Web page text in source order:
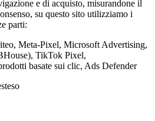
e di acquisto, misurandone il
su questo sito utilizziamo i
parti:
Meta-Pixel, Microsoft Advertising,
TikTok Pixel,
basate sui clic, Ads Defender